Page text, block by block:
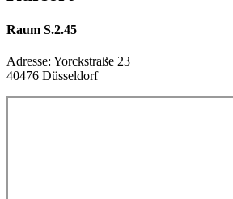
Raum S.2.45
Adresse: Yorckstraße 23
40476 Düsseldorf